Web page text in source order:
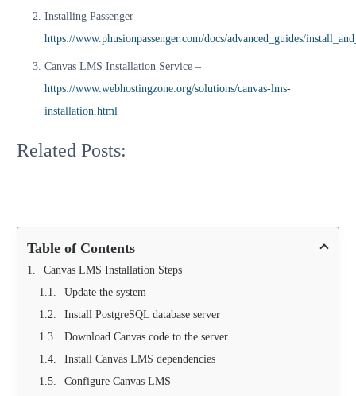
Installing Passenger –
https://www.phusionpassenger.com/docs/advanced_guides/
Canvas LMS Installation Service –
https://www.webhostingzone.org/solutions/canvas-lms-
installation.html
Related Posts:
to
Automate
Canvas
How
Install
Moodle
on
Table of Contents
Canvas LMS Installation Steps
Update the system
Install PostgreSQL database server
Download Canvas code to the server
Install Canvas LMS dependencies
Configure Canvas LMS